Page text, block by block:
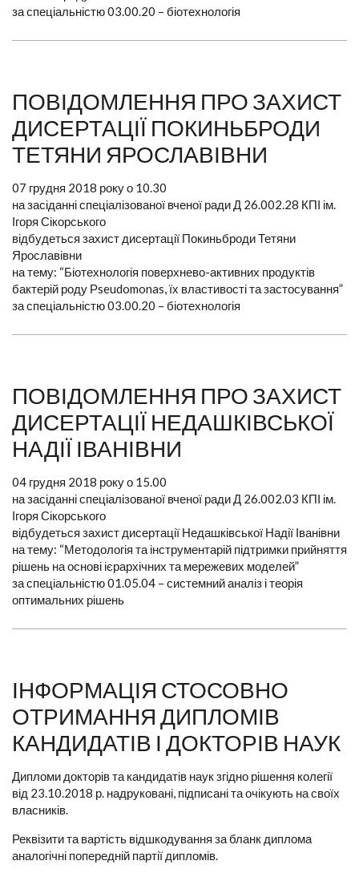
за спеціальністю 03.00.20 – біотехнологія
ПОВІДОМЛЕННЯ ПРО ЗАХИСТ
ДИСЕРТАЦІЇ ПОКИНЬБРОДИ
ТЕТЯНИ ЯРОСЛАВІВНИ
07 грудня 2018 року о 10.30
на засіданні спеціалізованої вченої ради Д 26.002.28 КПІ ім.
Ігоря Сікорського
відбудеться захист дисертації Покиньброди Тетяни
Ярославівни
на тему: “Біотехнологія поверхнево-активних продуктів
бактерій роду Рseudomonas, їх властивості та застосування”
за спеціальністю 03.00.20 – біотехнологія
ПОВІДОМЛЕННЯ ПРО ЗАХИСТ
ДИСЕРТАЦІЇ НЕДАШКІВСЬКОЇ
НАДІЇ ІВАНІВНИ
04 грудня 2018 року о 15.00
на засіданні спеціалізованої вченої ради Д 26.002.03 КПІ ім.
Ігоря Сікорського
відбудеться захист дисертації Недашківської Надії Іванівни
на тему: “Методологія та інструментарій підтримки прийняття
рішень на основі ієрархічних та мережевих моделей”
за спеціальністю 01.05.04 – системний аналіз і теорія
оптимальних рішень
ІНФОРМАЦІЯ СТОСОВНО
ОТРИМАННЯ ДИПЛОМІВ
КАНДИДАТІВ І ДОКТОРІВ НАУК
Дипломи докторів та кандидатів наук згідно рішення колегії
від 23.10.2018 р. надруковані, підписані та очікують на своїх
власників.
Реквізити та вартість відшкодування за бланк диплома
аналогічні попередній партії дипломів.